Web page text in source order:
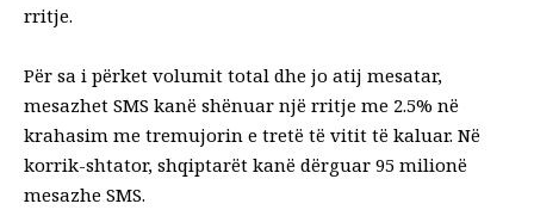
rritje.
Për sa i përket volumit total dhe jo atij mesatar,
mesazhet SMS kanë shënuar një rritje me 2.5% në
krahasim me tremujorin e tretë të vitit të kaluar. Në
korrik-shtator, shqiptarët kanë dërguar 95 milionë
mesazhe SMS.